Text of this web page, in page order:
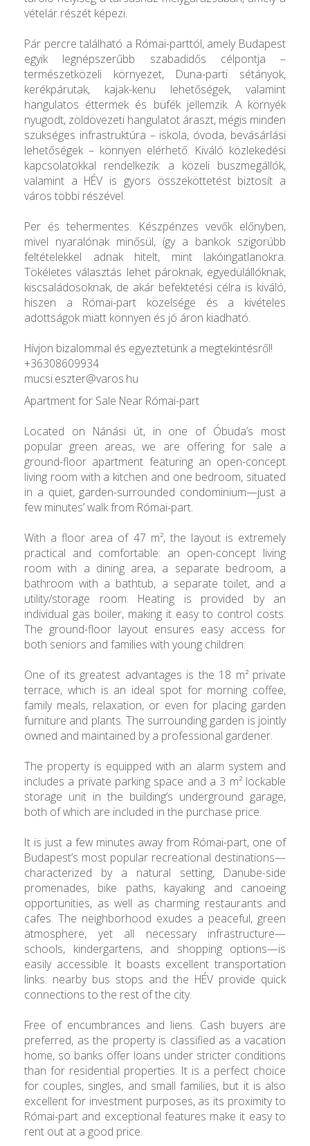
vételár részét képezi.
Pár percre található a Római-parttól, amely Budapest
egyik legnépszerűbb szabadidős célpontja –
természetközeli környezet, Duna-parti sétányok,
kerékpárutak, kajak-kenu lehetőségek, valamint
hangulatos éttermek és büfék jellemzik. A környék
nyugodt, zöldövezeti hangulatot áraszt, mégis minden
szükséges infrastruktúra – iskola, óvoda, bevásárlási
lehetőségek – könnyen elérhető. Kiváló közlekedési
kapcsolatokkal rendelkezik: a közeli buszmegállók,
valamint a HÉV is gyors összeköttetést biztosít a
város többi részével.
Per és tehermentes. Készpénzes vevők előnyben,
mivel nyaralónak minősül, így a bankok szigorúbb
feltételekkel adnak hitelt, mint lakóingatlanokra.
Tökéletes választás lehet pároknak, egyedülállóknak,
kiscsaládosoknak, de akár befektetési célra is kiváló,
hiszen a Római-part közelsége és a kivételes
adottságok miatt könnyen és jó áron kiadható.
Hívjon bizalommal és egyeztetünk a megtekintésről!
+36308609934
mucsi.eszter@varos.hu
Apartment for Sale Near Római-part
Located on Nánási út, in one of Óbuda’s most
popular green areas, we are offering for sale a
ground-floor apartment featuring an open-concept
living room with a kitchen and one bedroom, situated
in a quiet, garden-surrounded condominium—just a
few minutes’ walk from Római-part.
With a floor area of 47 m², the layout is extremely
practical and comfortable: an open-concept living
room with a dining area, a separate bedroom, a
bathroom with a bathtub, a separate toilet, and a
utility/storage room. Heating is provided by an
individual gas boiler, making it easy to control costs.
The ground-floor layout ensures easy access for
both seniors and families with young children.
One of its greatest advantages is the 18 m² private
terrace, which is an ideal spot for morning coffee,
family meals, relaxation, or even for placing garden
furniture and plants. The surrounding garden is jointly
owned and maintained by a professional gardener.
The property is equipped with an alarm system and
includes a private parking space and a 3 m² lockable
storage unit in the building’s underground garage,
both of which are included in the purchase price.
It is just a few minutes away from Római-part, one of
Budapest’s most popular recreational destinations—
characterized by a natural setting, Danube-side
promenades, bike paths, kayaking and canoeing
opportunities, as well as charming restaurants and
cafes. The neighborhood exudes a peaceful, green
atmosphere, yet all necessary infrastructure—
schools, kindergartens, and shopping options—is
easily accessible. It boasts excellent transportation
links: nearby bus stops and the HÉV provide quick
connections to the rest of the city.
Free of encumbrances and liens. Cash buyers are
preferred, as the property is classified as a vacation
home, so banks offer loans under stricter conditions
than for residential properties. It is a perfect choice
for couples, singles, and small families, but it is also
excellent for investment purposes, as its proximity to
Római-part and exceptional features make it easy to
rent out at a good price.